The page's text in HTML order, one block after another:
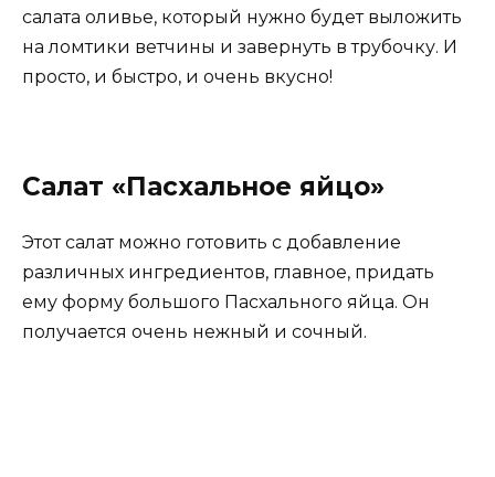
салата оливье, который нужно будет выложить
на ломтики ветчины и завернуть в трубочку. И
просто, и быстро, и очень вкусно!
Салат «Пасхальное яйцо»
Этот салат можно готовить с добавление
различных ингредиентов, главное, придать
ему форму большого Пасхального яйца. Он
получается очень нежный и сочный.